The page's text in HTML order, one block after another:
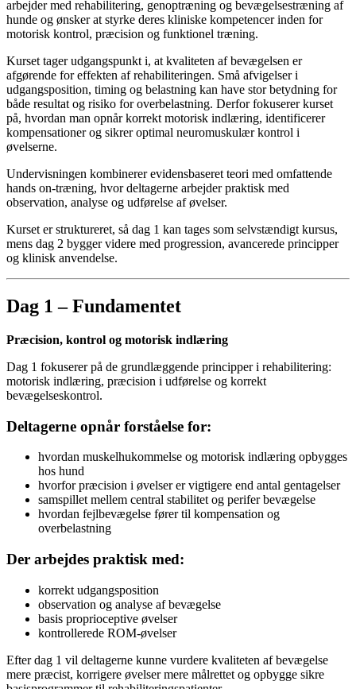
arbejder med rehabilitering, genoptræning og bevægelsestræning af
hunde og ønsker at styrke deres kliniske kompetencer inden for
motorisk kontrol, præcision og funktionel træning.
Kurset tager udgangspunkt i, at kvaliteten af bevægelsen er
afgørende for effekten af rehabiliteringen. Små afvigelser i
udgangsposition, timing og belastning kan have stor betydning for
både resultat og risiko for overbelastning. Derfor fokuserer kurset
på, hvordan man opnår korrekt motorisk indlæring, identificerer
kompensationer og sikrer optimal neuromuskulær kontrol i
øvelserne.
Undervisningen kombinerer evidensbaseret teori med omfattende
hands on-træning, hvor deltagerne arbejder praktisk med
observation, analyse og udførelse af øvelser.
Kurset er struktureret, så dag 1 kan tages som selvstændigt kursus,
mens dag 2 bygger videre med progression, avancerede principper
og klinisk anvendelse.
Dag 1 – Fundamentet
Præcision, kontrol og motorisk indlæring
Dag 1 fokuserer på de grundlæggende principper i rehabilitering:
motorisk indlæring, præcision i udførelse og korrekt
bevægelseskontrol.
Deltagerne opnår forståelse for:
hvordan muskelhukommelse og motorisk indlæring opbygges
hos hund
hvorfor præcision i øvelser er vigtigere end antal gentagelser
samspillet mellem central stabilitet og perifer bevægelse
hvordan fejlbevægelse fører til kompensation og
overbelastning
Der arbejdes praktisk med:
korrekt udgangsposition
observation og analyse af bevægelse
basis proprioceptive øvelser
kontrollerede ROM-øvelser
Efter dag 1 vil deltagerne kunne vurdere kvaliteten af bevægelse
mere præcist, korrigere øvelser mere målrettet og opbygge sikre